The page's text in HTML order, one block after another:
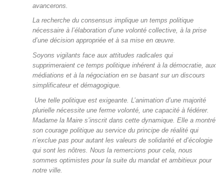
avancerons.
La recherche du consensus implique un temps politique
nécessaire à l’élaboration d’une volonté collective, à la prise
d’une décision appropriée et à sa mise en œuvre.
Soyons vigilants face aux attitudes radicales qui
supprimeraient ce temps politique inhérent à la démocratie, aux
médiations et à la négociation en se basant sur un discours
simplificateur et démagogique.
Une telle politique est exigeante. L’animation d’une majorité
plurielle nécessite une ferme volonté, une capacité à fédérer.
Madame la Maire s’inscrit dans cette dynamique. Elle a montré
son courage politique au service du principe de réalité qui
n’exclue pas pour autant les valeurs de solidarité et d’écologie
qui sont les nôtres. Nous la remercions pour cela, nous
sommes optimistes pour la suite du mandat et ambitieux pour
notre ville.